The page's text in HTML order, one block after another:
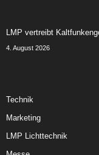
LMP vertreibt
4. August 2026
Technik
Marketing
LMP Lichttechnik